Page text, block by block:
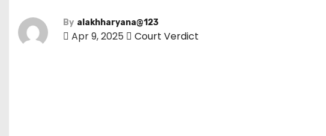
By alakhharyana@123
Apr 9, 2025 Court Verdict